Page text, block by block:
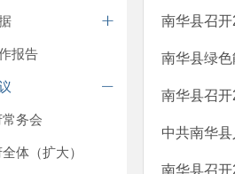
报告
务会
体（扩大）
南华县召
南华县绿
南华县召
中共南华
南华县召